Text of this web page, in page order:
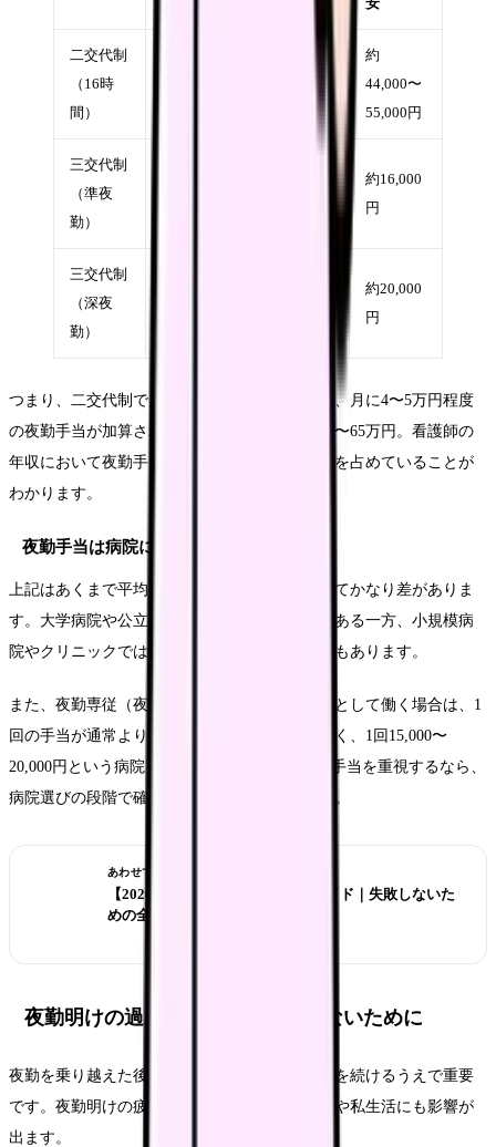
二交代制
（16時
間）
4〜5回
約
44,000〜
55,000円
三交代制
（準夜
勤）
約16,000
円
三交代制
（深夜
勤）
約20,000
円
つまり、二交代制で月4〜5回の夜勤をこなすと、月に4〜5万円程度
の夜勤手当が加算されます。年間にすると約50〜65万円。看護師の
年収において夜勤手当は非常に大きなウェイトを占めていることが
わかります。
夜勤手当は病院によって大きく異なる
上記はあくまで平均値で、実際には病院によってかなり差がありま
す。大学病院や公立病院は手当が手厚い傾向がある一方、小規模病
院やクリニックでは低めに設定されていることもあります。
また、夜勤専従（夜勤のみに従事するナース）として働く場合は、1
回の手当が通常より高く設定されるケースが多く、1回15,000〜
20,000円という病院もあります。将来的に夜勤手当を重視するなら、
病院選びの段階で確認しておくことが大切です。
あわせて読みたい
【2026年版】看護師転職の完全ガイド｜失敗しないた
めの全知識
夜勤明けの過ごし方｜体調を崩さないために
夜勤を乗り越えた後の過ごし方も、長く看護師を続けるうえで重要
です。夜勤明けの疲労を引きずると、次の日勤や私生活にも影響が
出ます。